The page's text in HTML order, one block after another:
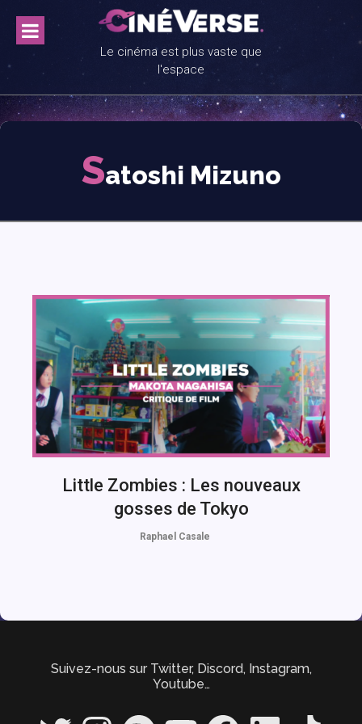
content
Le cinéma est plus vaste que
l'espace
Satoshi Mizuno
Little Zombies : Les nouveaux
gosses de Tokyo
Raphael Casale
Suivez-nous sur Twitter, Discord, Instagram,
Youtube…
Twitter InstagramSpotify YouTube FacebookLinkedIn TikTok